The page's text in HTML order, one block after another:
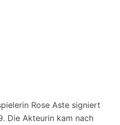
Rose Aste signiert
Die Akteurin kam nach